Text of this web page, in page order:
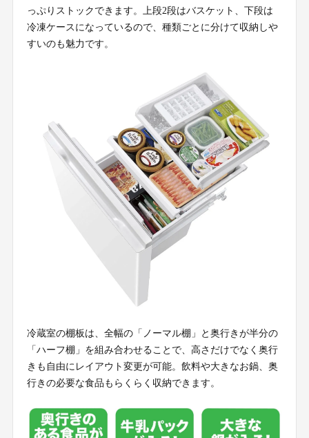
っぷりストックできます。上段2段はバスケット、下段は
冷凍ケースになっているので、種類ごとに分けて収納しや
すいのも魅力です。
冷蔵室の棚板は、全幅の「ノーマル棚」と奥行きが半分の
「ハーフ棚」を組み合わせることで、高さだけでなく奥行
きも自由にレイアウト変更が可能。飲料や大きなお鍋、奥
行きの必要な食品もらくらく収納できます。